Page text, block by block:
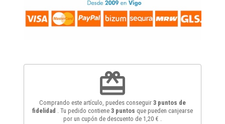
redeem
Comprando este artículo, puedes conseguir 3 puntos de
fidelidad
. Tu pedido contiene 3 puntos que pueden canjearse
por un cupón de descuento de 1,20 €